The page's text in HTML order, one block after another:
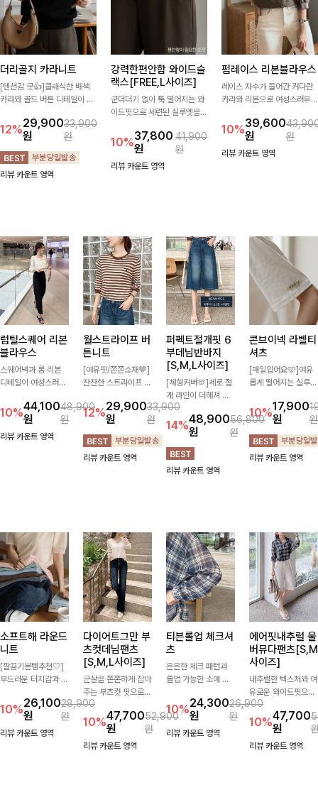
더리골지 카라니트
[텐션감 굿👍]클래식한 배색
카라와 골드 버튼 디테일이 세
입니다. 세로 골지 짜임이 슬림
한 실루엣을 연출해 단정하면
서도 여성스러운 무드를 완성
해드려요.
12%29,900
원
33,900
원
리뷰 카운트 영역
강력한편안함 와이드슬
랙스[FREE,L사이즈]
군더더기 없이 툭 떨어지는 와
이드핏으로 세련된 실루엣을
끔한 디자인과 롱한 기장감으
로 다리가 길어 보이고 뒷밴딩
으로 편안하기까지-
10%37,800
원
41,900
원
리뷰 카운트 영역
펌레이스 리본블라우스
레이스 자수가 들어간 커다란
카라와 리본으로 여성스러우면
껴지는 블라우스에요🤎
10%39,600
원
원
리뷰 카운트 영역
럽틸스퀘어 리본
블라우스
스퀘어넥과 롱 리본
디테일이 여성스러운
는 블라우스입니다.
자연스럽게 잡힌 셔링
과 봉긋한 소매가 여
10%44,100
원
48,900
원
리뷰 카운트 영역
월스트라이프 버
튼니트
[여유핏/쫀쫀소재🤎]
잔잔한 스트라이프 패
더해져 캐주얼하면서
도 세련된 무드를 연
출해주는 니트- 가볍
고 부드러운 착용감으
로 단독은 물론 데일
12%29,900
원
33,900
원
리뷰 카운트 영역
퍼펙트절개핏 6
부데님반바지
[S,M,L사이즈]
[체형커버🫶]세로 절
개 라인이 더해져 다
리 라인을 더욱 길고
슬림하게 연출해주는
5부 데님 반바지 🤍
부담 없는 기장과 여
유로운 핏으로 편안하
게 착용되며 다양한
14%48,900
원
56,800
원
리뷰 카운트 영역
콘브이넥 라벨티
셔츠
[매일입어요🩵]여유
롭게 떨어지는 실루엣
자인으로 데일리하게
즐기기 좋은 티셔츠-
소매 라벨 디테일이
은은한 포인트를 더해
심플하면서도 센스 있
10%17,900
원
원
리뷰 카운트 영역
소프트해 라운드
니트
[깔끔기본템추천🤍]
부드러운 터치감과 군
로 매일 손이 가는 자
체제작 니트입니다.
자연스럽게 떨어지는
10%26,100
원
28,900
원
리뷰 카운트 영역
다이어트그만 부
츠컷데님팬츠
[S,M,L사이즈]
군살을 쫀쫀하게 잡아
주는 부츠컷 핏으로
다리 라인을 이쁘고
깔끔하게 만들어주고
진청 색감으로 더욱
슬림해보이는 효과를
10%47,700
원
52,900
원
리뷰 카운트 영역
티븐롤업 체크셔
츠
은은한 체크 패턴과
롤업 가능한 소매 디
를 연출하실 수 있어
요🌿 차르르 흐르는
가벼운 소재와 여유로
10%24,300
원
26,900
원
리뷰 카운트 영역
에어핏내추럴 울
버뮤다팬츠[S,M
사이즈]
내추럴한 텍스처와 여
유로운 와이드핏으로
군살은 자연스럽게 커
버해드리는 버뮤다 팬
츠 🤍 깔끔한 허리 디
테일과 편안한 착용감
10%47,700
원
리뷰 카운트 영역